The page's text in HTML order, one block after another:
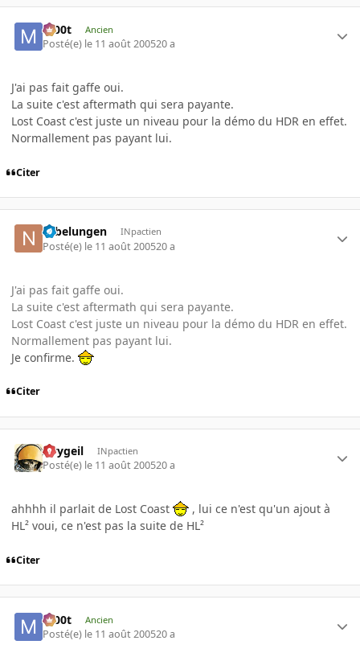
m00t Ancien
Posté(e) le 11 août 200520 a
J'ai pas fait gaffe oui.
La suite c'est aftermath qui sera payante.
Lost Coast c'est juste un niveau pour la démo du HDR en effet.
Normallement pas payant lui.
Citer
Nibelungen INpactien
Posté(e) le 11 août 200520 a
J'ai pas fait gaffe oui.
La suite c'est aftermath qui sera payante.
Lost Coast c'est juste un niveau pour la démo du HDR en effet.
Normallement pas payant lui.
Je confirme.
Citer
Avygeil INpactien
Posté(e) le 11 août 200520 a
ahhhh il parlait de Lost Coast
, lui ce n'est qu'un ajout à
HL² voui, ce n'est pas la suite de HL²
Citer
m00t Ancien
Posté(e) le 11 août 200520 a